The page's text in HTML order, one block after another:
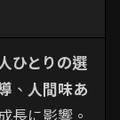
ひとりの選
、 人間味あ
長に影響。